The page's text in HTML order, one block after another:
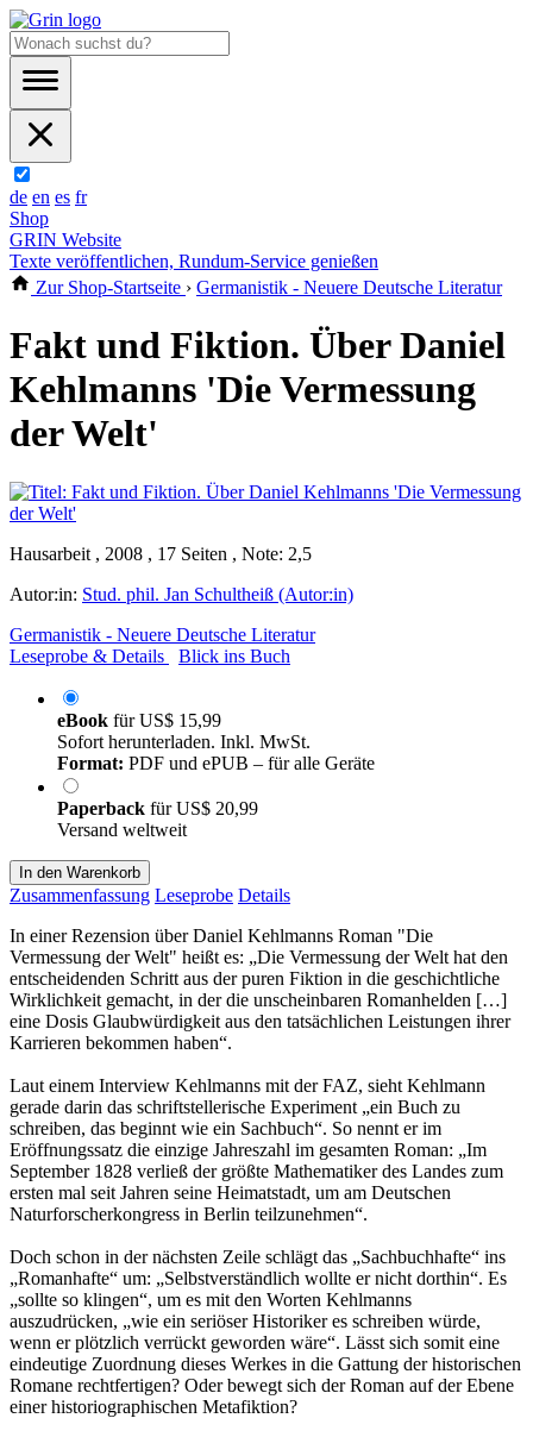
de en es fr
Shop
GRIN Website
Texte veröffentlichen, Rundum-Service genießen
Zur Shop-Startseite › Germanistik - Neuere Deutsche Literatur
Fakt und Fiktion. Über Daniel
Kehlmanns 'Die Vermessung
der Welt'
Hausarbeit , 2008 , 17 Seiten , Note: 2,5
Autor:in: Stud. phil. Jan Schultheiß (Autor:in)
Germanistik - Neuere Deutsche Literatur
Leseprobe & Details
Blick ins Buch
eBook fürUS$ 15,99
Sofort herunterladen. Inkl. MwSt.
Format: PDF und ePUB – für alle Geräte
Paperback fürUS$ 20,99
Versand weltweit
In den Warenkorb
Zusammenfassung Leseprobe Details
In einer Rezension über Daniel Kehlmanns Roman "Die
Vermessung der Welt" heißt es: „Die Vermessung der Welt hat den
entscheidenden Schritt aus der puren Fiktion in die geschichtliche
Wirklichkeit gemacht, in der die unscheinbaren Romanhelden […]
eine Dosis Glaubwürdigkeit aus den tatsächlichen Leistungen ihrer
Karrieren bekommen haben“.
Laut einem Interview Kehlmanns mit der FAZ, sieht Kehlmann
gerade darin das schriftstellerische Experiment „ein Buch zu
schreiben, das beginnt wie ein Sachbuch“. So nennt er im
Eröffnungssatz die einzige Jahreszahl im gesamten Roman: „Im
September 1828 verließ der größte Mathematiker des Landes zum
ersten mal seit Jahren seine Heimatstadt, um am Deutschen
Naturforscherkongress in Berlin teilzunehmen“.
Doch schon in der nächsten Zeile schlägt das „Sachbuchhafte“ ins
„Romanhafte“ um: „Selbstverständlich wollte er nicht dorthin“. Es
„sollte so klingen“, um es mit den Worten Kehlmanns
auszudrücken, „wie ein seriöser Historiker es schreiben würde,
wenn er plötzlich verrückt geworden wäre“. Lässt sich somit eine
eindeutige Zuordnung dieses Werkes in die Gattung der historischen
Romane rechtfertigen? Oder bewegt sich der Roman auf der Ebene
einer historiographischen Metafiktion?